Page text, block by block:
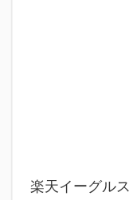
楽天イーグル